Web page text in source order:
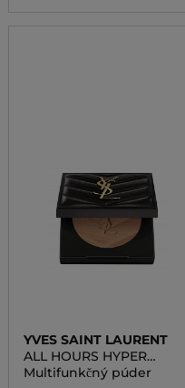
YVES SAINT LAURENT
ALL HOURS HYPER
FINISH POWDER
Multifunkčný púder